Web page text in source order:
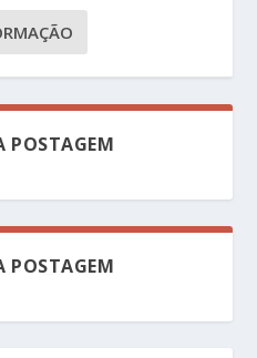
POSTAGEM
POSTAGEM